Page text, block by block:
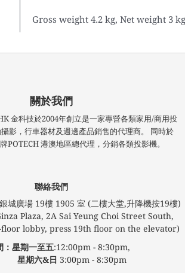
Gross weight 4.2 kg, Net weight 3
關於我們
金科技於2004年創立是一家專營各類家用/商用投
影，行車器材及週邊產品銷售的代理商。 同時於
POTECH 港澳地區總代理，分銷各類投影機。
聯絡我們
城廣場​ 19樓 1905 室 (二樓大堂,升降機按19樓)
Plaza, 2A Sai Yeung Choi Street South,
floor lobby, press 19th floor on the elevator)
：星期一至五:12:00pm - 8:30pm,
星期六&日 3:00pm - 8:30pm